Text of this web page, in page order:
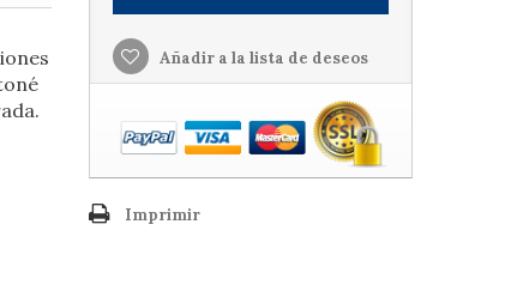
Añadir a la lista de deseos
Imprimir